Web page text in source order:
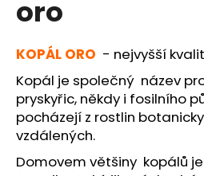
oro
KOPÁL ORO - nejvyšší
Kopál je společný název
pryskyřic, někdy i fosilního
pocházejí z rostlin
vzdálených.
Domovem většiny kopálů
a
í
t
?